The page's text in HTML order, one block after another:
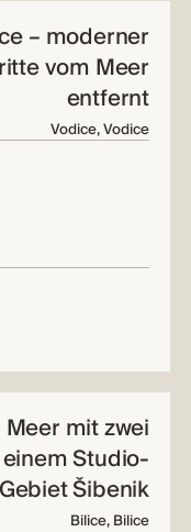
– moderner
vom Meer
entfernt
Vodice, Vodice
mit zwei
Studio-
Šibenik
Bilice, Bilice